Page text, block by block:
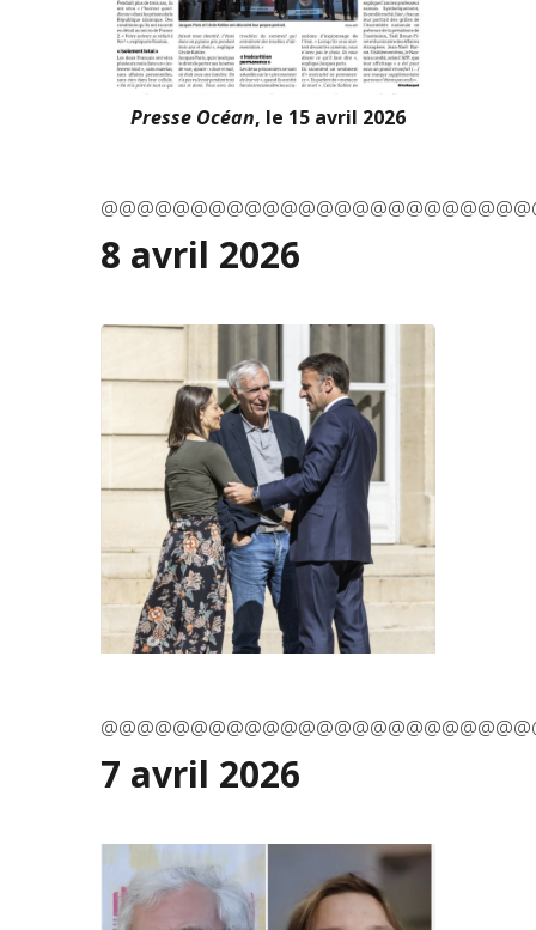
Presse Océan, le 15 avril 2026
8 avril 2026
7 avril 2026